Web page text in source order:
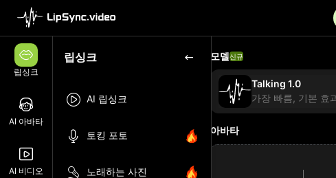
립싱크
AI 아바타
AI 비디오
립싱크
AI 립싱크
토킹 포토
노래하는 사진
모델신규
Talking 1.0
가장 빠름, 기본 효
아바타